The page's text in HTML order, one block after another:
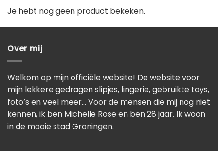
Je hebt nog geen product bekeken.
Over mij
Welkom op mijn officiële website! De website voor
mijn lekkere gedragen slipjes, lingerie, gebruikte toys,
foto’s en veel meer… Voor de mensen die mij nog niet
kennen, ik ben Michelle Rose en ben 28 jaar. Ik woon
in de mooie stad Groningen.